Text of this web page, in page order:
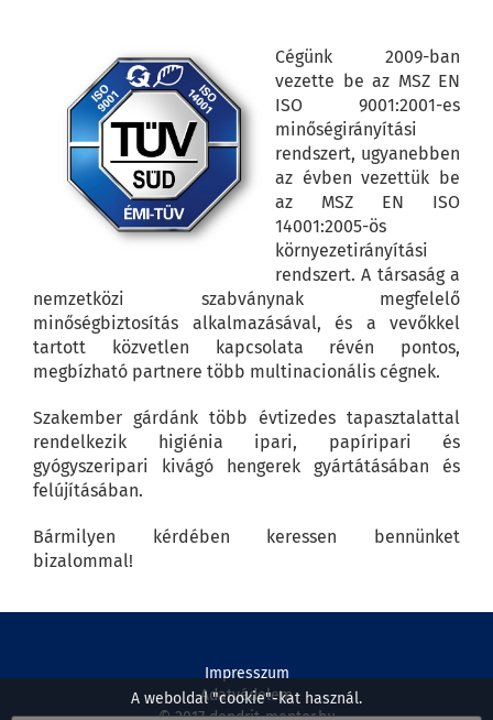
A weboldal "cookie"-kat használ.
Cégünk 2009-ban
vezette be az MSZ EN
ISO 9001:2001-es
minőségirányítási
rendszert, ugyanebben
az évben vezettük be
az MSZ EN ISO
14001:2005-ös
környezetirányítási
rendszert. A társaság a
nemzetközi szabványnak megfelelő
minőségbiztosítás alkalmazásával, és a vevőkkel
tartott közvetlen kapcsolata révén pontos,
megbízható partnere több multinacionális cégnek.
Szakember gárdánk több évtizedes tapasztalattal
rendelkezik higiénia ipari, papíripari és
gyógyszeripari kivágó hengerek gyártátásában és
felújításában.
Bármilyen kérdében keressen bennünket
bizalommal!
Impresszum
Adatvédelem